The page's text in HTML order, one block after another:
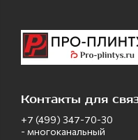
Контакты для
+7 (499) 347-70-30
- многоканальный